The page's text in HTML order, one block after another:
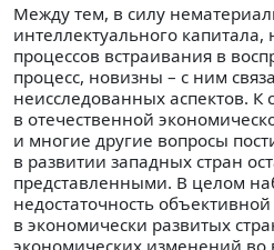
Между тем, в силу
интеллектуального
процессов встраивания в
процесс, новизны – с ним
неисследованных аспектов. К
в отечественной
и многие другие вопросы
в развитии западных стран
представленными. В целом
недостаточность
в экономически развитых
экономических изменений во